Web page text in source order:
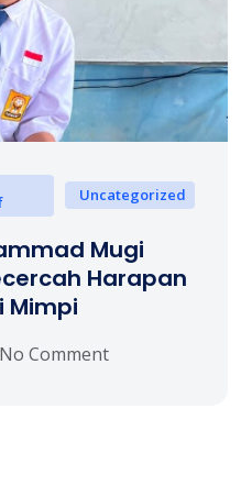
Uncategorized
Mugi
Harapan
Mimpi
No Comment